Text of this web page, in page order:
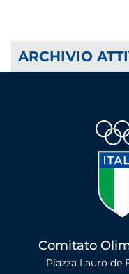
ARCHIVIO
Comitato
Piazza Lauro de